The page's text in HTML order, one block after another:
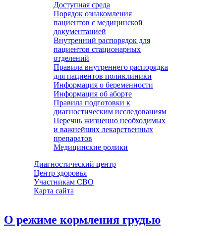
Доступная среда
Порядок ознакомления
пациентов с медицинской
документацией
Внутренний распорядок для
пациентов стационарных
отделений
Правила внутреннего распорядка
для пациентов поликлиники
Информация о беременности
Информация об аборте
Правила подготовки к
диагностическим исследованиям
Перечнь жизненно необходимых
и важнейших лекарственных
препаратов
Медицинские ролики
Диагностический центр
Центр здоровья
Участникам СВО
Карта сайта
О режиме кормления грудью